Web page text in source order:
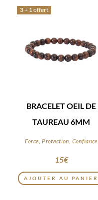
3 + 1 offert
BRACELET OEIL DE
TAUREAU 6MM
Force, Protection, Confiance
15€
AJOUTER AU PANIER